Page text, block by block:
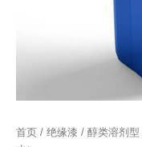
首页 / 绝缘漆 / 醇类溶剂型